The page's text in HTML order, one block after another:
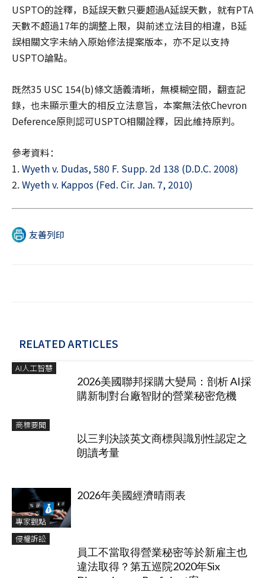
USPTO的詮釋，B延誤天數只要超過A延誤天數，就有PTA
天數不超過17年的調整上限，與前述立法目的相違，B延
誤相關文字未納入原始修法提案版本，亦不足以支持
USPTO論點。
既然35 USC 154(b)條文語義清晰，無模糊空間，翻查記
錄，也未顯示重大的相反立法意旨，本案無法依Chevron
Deference原則認可USPTO相關詮釋，因此維持原判。
參考資料：
1. Wyeth v. Dudas, 580 F. Supp. 2d 138 (D.D.C. 2008)
2. Wyeth v. Kappos (Fed. Cir. Jan. 7, 2010)
友善列印
RELATED ARTICLES
AI人工智慧
2026美國聯邦採購大變局：剖析 AI採
購新制對台廠智財的營業秘密危機
商標要聞
以三判決談英文商標與識別性認定之
朗讀考量
專家觀點
2026年美國經濟晴雨表
侵權訴訟
員工不當取得營業秘密等於新雇主也
違法取得？第五巡院2020年Six